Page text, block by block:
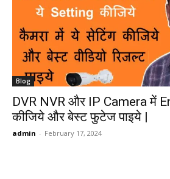
Blog
DVR NVR और IP Camera में
कीजिये और बेस्ट फुटेज पाइये |
admin - February 17, 2024